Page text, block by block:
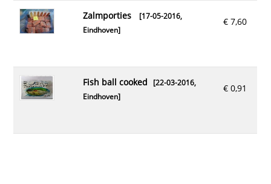
€ 7,60
zalmporties
[17-05-2016,
Eindhoven]
€ 0,91
fish ball cooked [22-03-2016,
Eindhoven]